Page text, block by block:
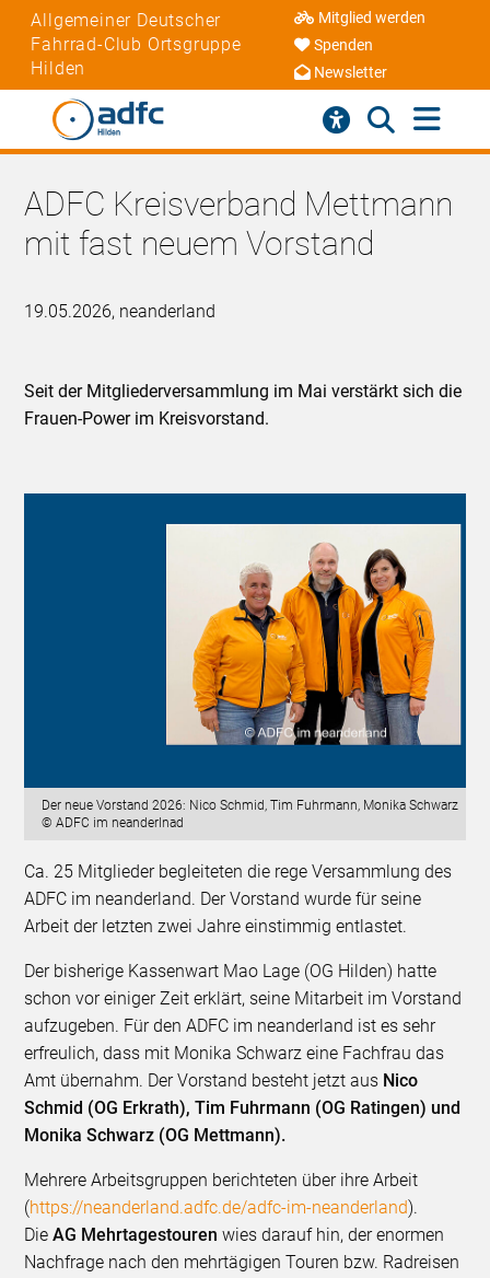
Allgemeiner Deutscher
Fahrrad-Club Ortsgruppe
Hilden
Mitglied werden
Spenden
Newsletter
ADFC Kreisverband Mettmann
mit fast neuem Vorstand
19.05.2026, neanderland
Seit der Mitgliederversammlung im Mai verstärkt sich die
Frauen-Power im Kreisvorstand.
Der neue Vorstand 2026: Nico Schmid, Tim Fuhrmann, Monika Schwarz
© ADFC im neanderlnad
Ca. 25 Mitglieder begleiteten die rege Versammlung des
ADFC im neanderland. Der Vorstand wurde für seine
Arbeit der letzten zwei Jahre einstimmig entlastet.
Der bisherige Kassenwart Mao Lage (OG Hilden) hatte
schon vor einiger Zeit erklärt, seine Mitarbeit im Vorstand
aufzugeben. Für den ADFC im neanderland ist es sehr
erfreulich, dass mit Monika Schwarz eine Fachfrau das
Amt übernahm. Der Vorstand besteht jetzt aus Nico
Schmid (OG Erkrath), Tim Fuhrmann (OG Ratingen) und
Monika Schwarz (OG Mettmann).
Mehrere Arbeitsgruppen berichteten über ihre Arbeit
(https://neanderland.adfc.de/adfc-im-neanderland).
DieAG Mehrtagestouren wies darauf hin, der enormen
Nachfrage nach den mehrtägigen Touren bzw. Radreisen